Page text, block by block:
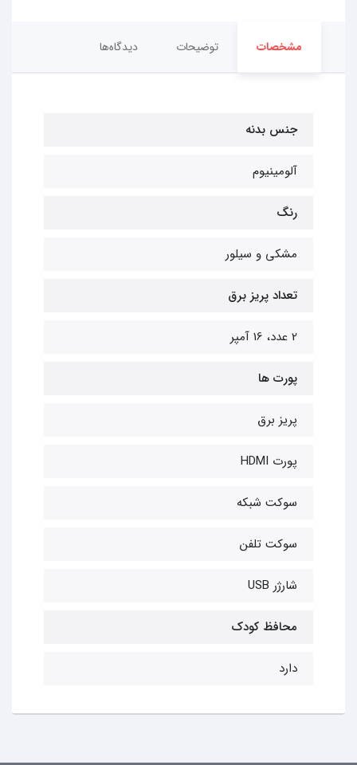
مشخصات توضیحات دیدگاه‌ها
جنس بدنه
آلومینیوم
رنگ
مشکی و سیلور
تعداد پریز برق
2 عدد، 16 آمپر
پورت ها
پریز برق
پورت HDMI
سوکت شبکه
سوکت تلفن
شارژر USB
محافظ کودک
دارد